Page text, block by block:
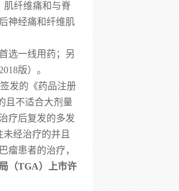
肌纤维痛和与脊
神经痛和纤维肌
选一线用药；另
版）。
发的《药品注册
且不适合大剂量
疗后复发的多发
经治疗的并且
瘤患者的治疗，
（TGA）上市许